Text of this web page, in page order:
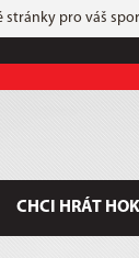
stránky pro váš
CHCI HRÁT